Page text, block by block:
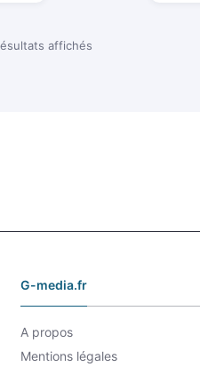
affichés
G-media.fr
A propos
Mentions légales